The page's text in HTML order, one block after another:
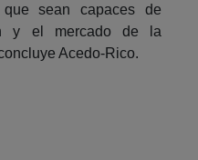
sean capaces de
y el mercado de la
Acedo-Rico.